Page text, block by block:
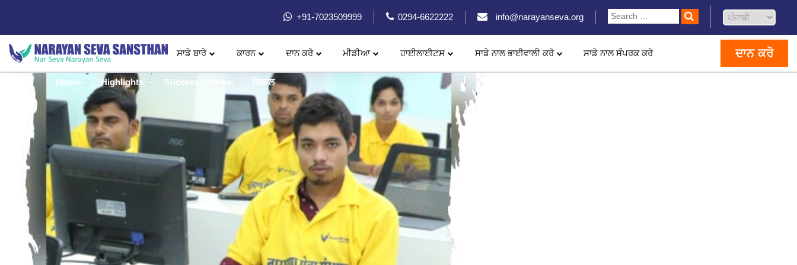
+91-7023509999 0294-6622222 info@narayanseva.org
ਸਾਡੇ ਬਾਰੇ ਕਾਰਨ ਦਾਨ ਕਰੋ ਮੀਡੀਆ ਹਾਈਲਾਈਟਸ ਸਾਡੇ ਨਾਲ ਭਾਈਵਾਲੀ ਕਰੋ ਸਾਡੇ ਨਾਲ ਸੰਪਰਕ ਕਰੋ ਦਾਨ ਕਰੋ
Home Highlights Success Stories ਵਿਸ਼ਾਲ